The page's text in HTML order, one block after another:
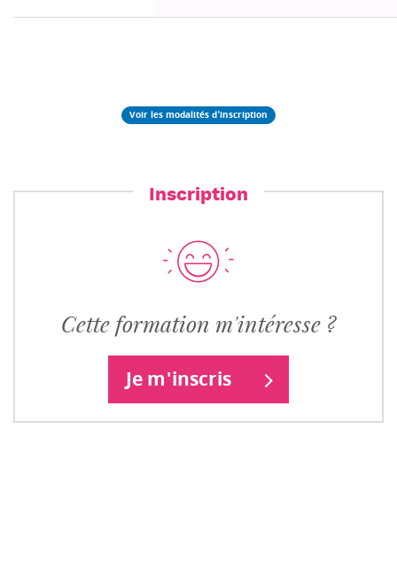
Voir les modalités d'inscription
Inscription
Cette formation m'intéresse ?
Je m'inscris